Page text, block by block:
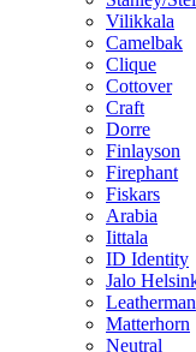
Vilikkala
Camelbak
Clique
Cottover
Craft
Dorre
Finlayson
Firephant
Fiskars
Arabia
Iittala
ID Identity
Jalo
Leatherman
Matterhorn
Neutral